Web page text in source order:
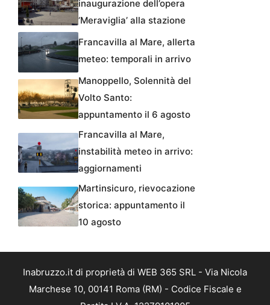
inaugurazione dell’opera
‘Meraviglia’ alla stazione
Francavilla al Mare, allerta
meteo: temporali in arrivo
Manoppello, Solennità del
Volto Santo:
appuntamento il 6 agosto
Francavilla al Mare,
instabilità meteo in arrivo:
aggiornamenti
Martinsicuro, rievocazione
storica: appuntamento il
10 agosto
Inabruzzo.it di proprietà di WEB 365 SRL - Via Nicola
Marchese 10, 00141 Roma (RM) - Codice Fiscale e